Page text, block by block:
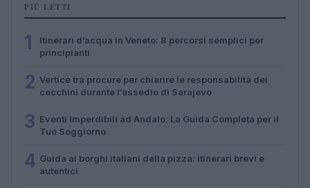
PIÙ LETTI
1
Itinerari d’acqua in Veneto: 8 percorsi semplici per
principianti
2 Vertice tra procure per chiarire le responsabilità dei
cecchini durante l’assedio di Sarajevo
3 Eventi Imperdibili ad Andalo: La Guida Completa per il
Tuo Soggiorno
4 Guida ai borghi italiani della pizza: itinerari brevi e
autentici